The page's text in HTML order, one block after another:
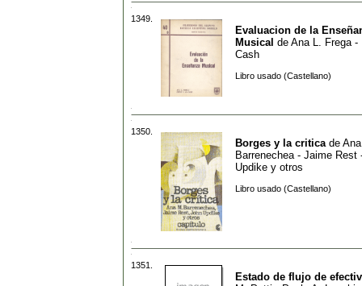
1349.
Evaluacion de la
Musical de Ana L. Frega -
Cash
Libro usado (Castellano)
1350.
Borges y la critica de
Barrenechea - Jaime Rest
Updike y otros
Libro usado (Castellano)
1351.
Estado de flujo de